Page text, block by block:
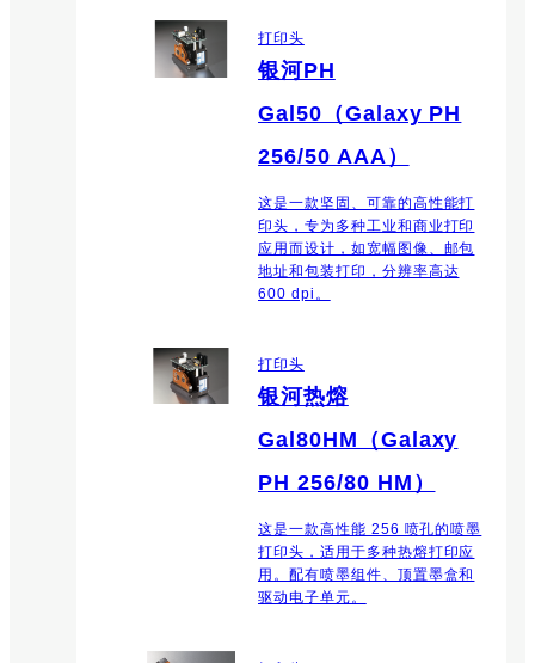
打印头
银河PH
Gal50（Galaxy PH
256/50 AAA）
这是一款坚固、可靠的高性能打
印头，专为多种工业和商业打印
应用而设计，如宽幅图像、邮包
地址和包装打印，分辨率高达
600 dpi。
打印头
银河热熔
Gal80HM（Galaxy
PH 256/80 HM）
这是一款高性能 256 喷孔的喷墨
打印头，适用于多种热熔打印应
用。配有喷墨组件、顶置墨盒和
驱动电子单元。